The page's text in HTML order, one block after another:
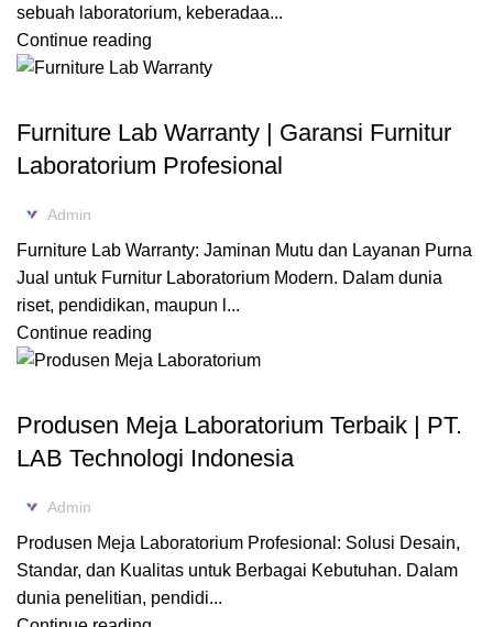
sebuah laboratorium, keberadaa...
Continue reading
Furniture Lab Warranty | Garansi Furnitur
Laboratorium Profesional
Admin
Furniture Lab Warranty: Jaminan Mutu dan Layanan Purna
Jual untuk Furnitur Laboratorium Modern. Dalam dunia
riset, pendidikan, maupun l...
Continue reading
Produsen Meja Laboratorium Terbaik | PT.
LAB Technologi Indonesia
Admin
Produsen Meja Laboratorium Profesional: Solusi Desain,
Standar, dan Kualitas untuk Berbagai Kebutuhan. Dalam
dunia penelitian, pendidi...